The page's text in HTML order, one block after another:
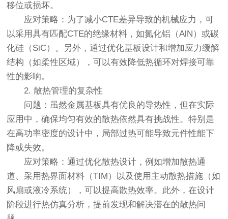
移位或损坏。
应对策略：为了减小CTE差异导致的机械应力，可
以采用具有匹配CTE的绝缘材料，如氮化铝（AlN）或碳
化硅（SiC）。另外，通过优化基板设计和增加应力缓解
结构（如柔性区域），可以有效降低热循环对焊接可靠
性的影响。
2. 散热管理的复杂性
问题：虽然金属基板具有优良的导热性，但在实际
应用中，确保均匀有效的散热依然具有挑战性。特别是
在高功率密度的设计中，局部过热可能导致元件性能下
降或失效。
应对策略：通过优化散热设计，例如增加散热通
道、采用热界面材料（TIM）以及使用主动散热措施（如
风扇或液冷系统），可以提高散热效率。此外，在设计
阶段进行热仿真分析，提前发现和解决潜在的散热问